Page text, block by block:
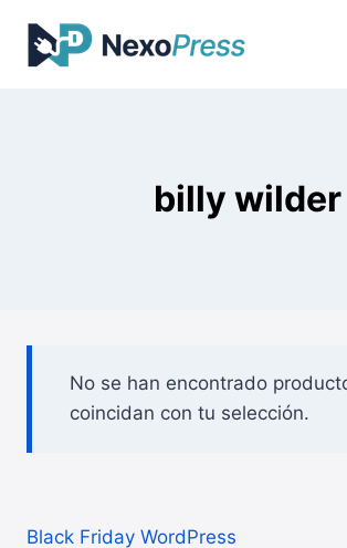
contenido
billy wilder
No se han encontrado
coincidan con tu selección.
Black Friday WordPress